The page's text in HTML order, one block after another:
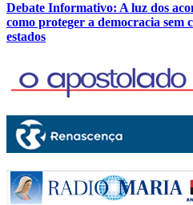
Debate Informativo: A luz dos
como proteger a democracia sem
estados